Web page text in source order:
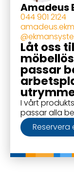
Amadeus
044 901 2124
Låt oss
passar
I vårt
passar alla